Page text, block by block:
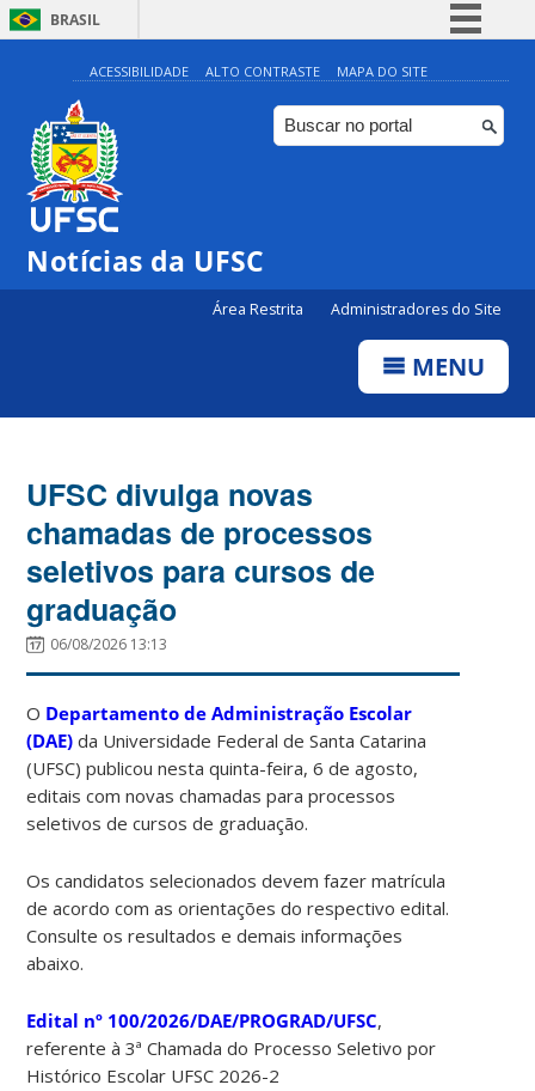
BRASIL
Simplifique!
Comunica BR
Participe
ACESSIBILIDADE ALTO CONTRASTE MAPA DO SITE
Notícias da UFSC
Área Restrita Administradores do Site
MENU
UFSC divulga novas
chamadas de processos
seletivos para cursos de
graduação
06/08/2026 13:13
O Departamento de Administração Escolar
(DAE) da Universidade Federal de Santa Catarina
(UFSC) publicou nesta quinta-feira, 6 de agosto,
editais com novas chamadas para processos
seletivos de cursos de graduação.
Os candidatos selecionados devem fazer matrícula
de acordo com as orientações do respectivo edital.
Consulte os resultados e demais informações
abaixo.
Edital nº 100/2026/DAE/PROGRAD/UFSC,
referente à 3ª Chamada do Processo Seletivo por
Histórico Escolar UFSC 2026-2